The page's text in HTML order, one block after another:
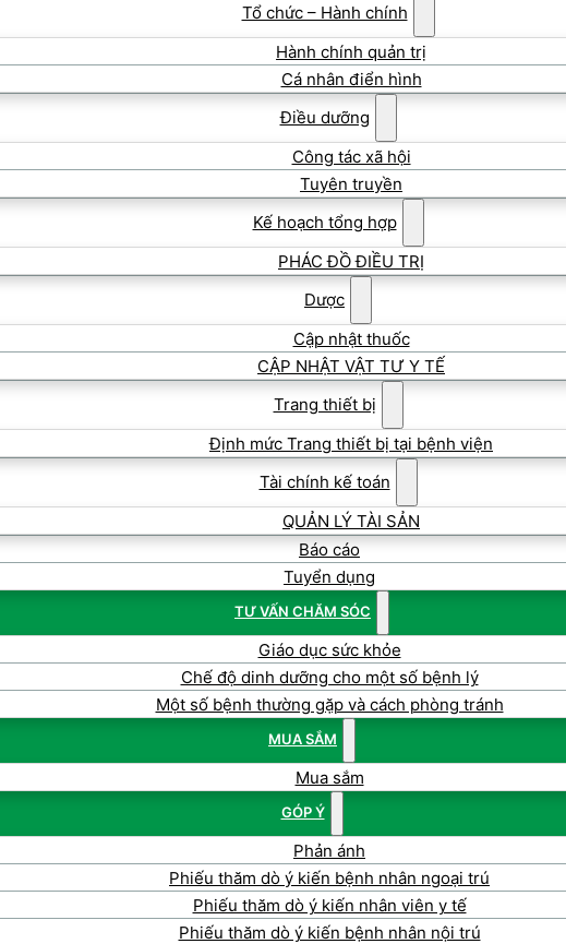
Tổ chức – Hành chính
Hành chính quản trị
Cá nhân điển hình
Điều dưỡng
Công tác xã hội
Tuyên truyền
Kế hoạch tổng hợp
PHÁC ĐỒ ĐIỀU TRỊ
Dược
Cập nhật thuốc
CẬP NHẬT VẬT TƯ Y TẾ
Trang thiết bị
Định mức Trang thiết bị tại bệnh viện
Tài chính kế toán
QUẢN LÝ TÀI SẢN
Báo cáo
Tuyển dụng
TƯ VẤN CHĂM SÓC
Giáo dục sức khỏe
Chế độ dinh dưỡng cho một số bệnh lý
Một số bệnh thường gặp và cách phòng tránh
MUA SẮM
Mua sắm
GÓP Ý
Phản ánh
Phiếu thăm dò ý kiến bệnh nhân ngoại trú
Phiếu thăm dò ý kiến nhân viên y tế
Phiếu thăm dò ý kiến bệnh nhân nội trú